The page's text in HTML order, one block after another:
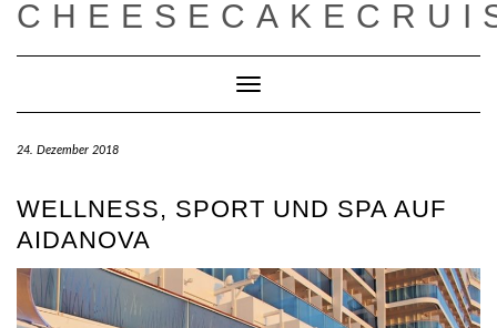
Toggle
24. Dezember 2018
WELLNESS, SPORT UND SPA AUF
AIDANOVA